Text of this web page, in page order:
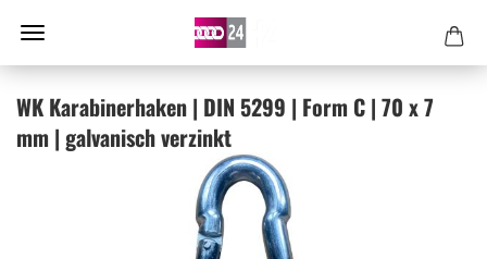
WK Ka­ra­bi­ner­ha­ken | DIN 5299 | Form C | 70 x 7
mm | gal­va­nisch ver­zinkt